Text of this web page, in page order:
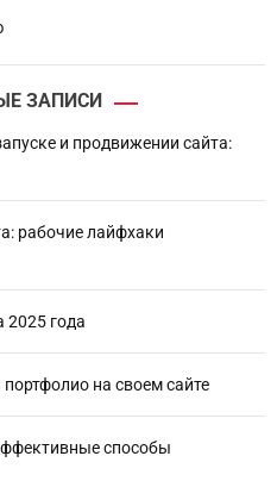
ЗАПИСИ
и продвижении сайта:
рабочие лайфхаки
2025 года
на своем сайте
способы